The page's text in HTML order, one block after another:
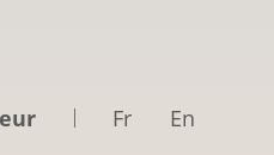
Fr En